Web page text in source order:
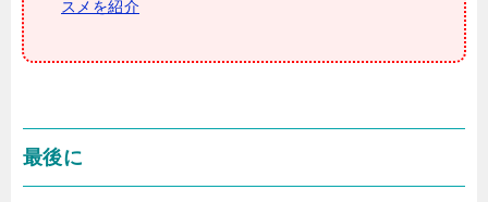
スメを紹介
最後に